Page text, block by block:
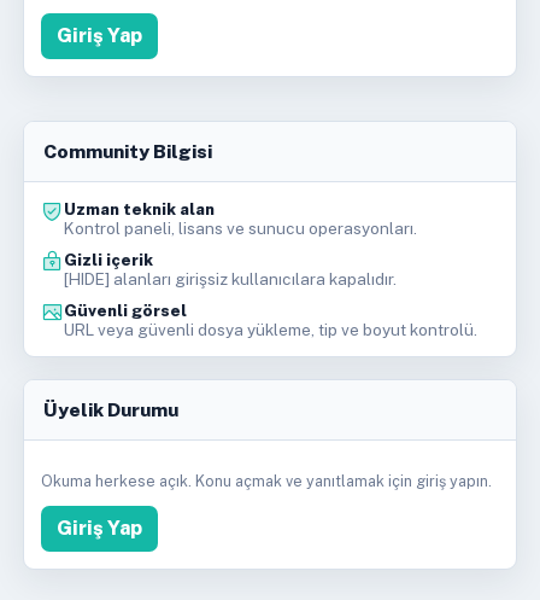
Giriş Yap
Community Bilgisi
Uzman teknik alan
Kontrol paneli, lisans ve sunucu operasyonları.
Gizli içerik
[HIDE] alanları girişsiz kullanıcılara kapalıdır.
Güvenli görsel
URL veya güvenli dosya yükleme, tip ve boyut kontrolü.
Üyelik Durumu
Okuma herkese açık. Konu açmak ve yanıtlamak için giriş yapın.
Giriş Yap